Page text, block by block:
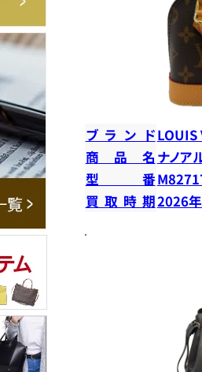
ブランドLOUIS
商品名 ナノア
型番
買取時期2026